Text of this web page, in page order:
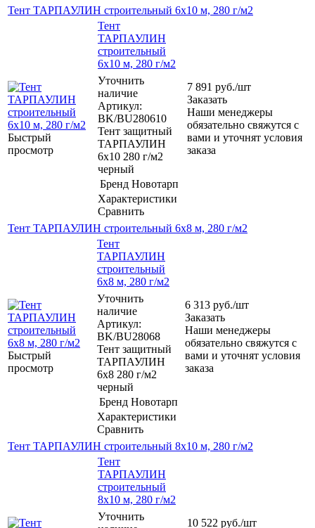
Тент ТАРПАУЛИН строительный 6х10 м, 280 г/м2
Быстрый
просмотр
Тент
ТАРПАУЛИН
строительный
6х10 м, 280 г/м2
Уточнить
наличие
Артикул:
BK/BU280610
Тент защитный
ТАРПАУЛИН
6х10 280 г/м2
черный
Бренд Новотарп
Характеристики
Сравнить
7 891 руб./шт
Заказать
Наши менеджеры
обязательно свяжутся с
вами и уточнят условия
заказа
Тент ТАРПАУЛИН строительный 6х8 м, 280 г/м2
Быстрый
просмотр
Тент
ТАРПАУЛИН
строительный
6х8 м, 280 г/м2
Уточнить
наличие
Артикул:
BK/BU28068
Тент защитный
ТАРПАУЛИН
6х8 280 г/м2
черный
Бренд Новотарп
Характеристики
Сравнить
6 313 руб./шт
Заказать
Наши менеджеры
обязательно свяжутся с
вами и уточнят условия
заказа
Тент ТАРПАУЛИН строительный 8х10 м, 280 г/м2
Тент
ТАРПАУЛИН
строительный
8х10 м, 280 г/м2
Уточнить
10 522 руб./шт